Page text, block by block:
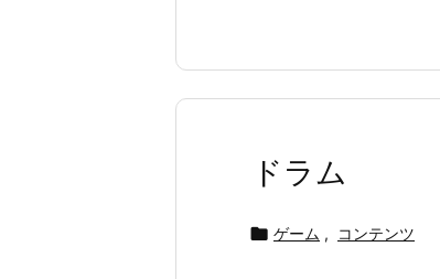
ドラム
 ゲーム , コンテンツ